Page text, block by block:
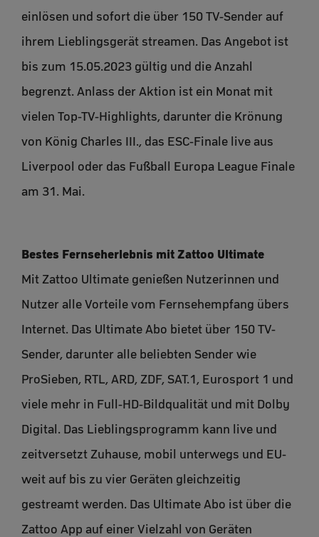
einlösen und sofort die über 150 TV-Sender auf
ihrem Lieblingsgerät streamen. Das Angebot ist
bis zum 15.05.2023 gültig und die Anzahl
begrenzt. Anlass der Aktion ist ein Monat mit
vielen Top-TV-Highlights, darunter die Krönung
von König Charles III., das ESC-Finale live aus
Liverpool oder das Fußball Europa League Finale
am 31. Mai.
Bestes Fernseherlebnis mit Zattoo Ultimate
Mit Zattoo Ultimate genießen Nutzerinnen und
Nutzer alle Vorteile vom Fernsehempfang übers
Internet. Das Ultimate Abo bietet über 150 TV-
Sender, darunter alle beliebten Sender wie
ProSieben, RTL, ARD, ZDF, SAT.1, Eurosport 1 und
viele mehr in Full-HD-Bildqualität und mit Dolby
Digital. Das Lieblingsprogramm kann live und
zeitversetzt Zuhause, mobil unterwegs und EU-
weit auf bis zu vier Geräten gleichzeitig
gestreamt werden. Das Ultimate Abo ist über die
Zattoo App auf einer Vielzahl von Geräten